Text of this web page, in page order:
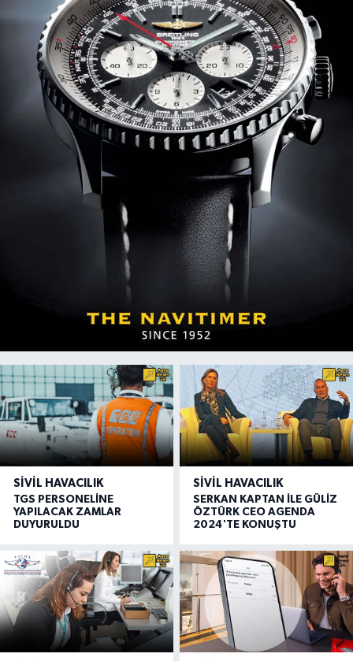
SIVIL HAVACILIK
TGS PERSONELİNE
YAPILACAK ZAMLAR
DUYURULDU
SIVIL HAVACILIK
SERKAN KAPTAN İLE GÜLİZ
ÖZTÜRK CEO AGENDA
2024'TE KONUŞTU